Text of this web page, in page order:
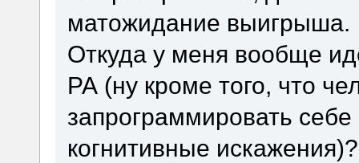
матожидание выигрыша.
Откуда у меня вообще
РА (ну кроме того, что
запрограммировать
когнитивные